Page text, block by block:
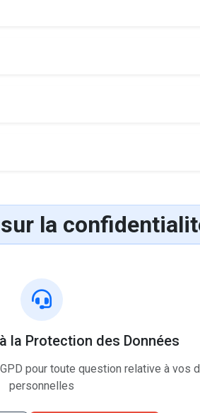
la
la Protection des Données
pour toute question relative à vos
personnelles